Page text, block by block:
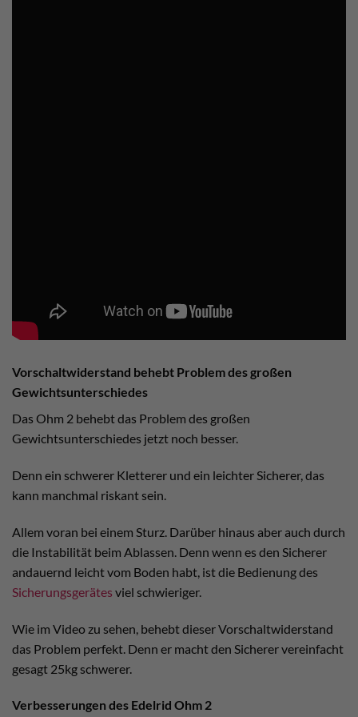
Vorschaltwiderstand behebt Problem des großen
Gewichtsunterschiedes
Das Ohm 2 behebt das Problem des großen
Gewichtsunterschiedes jetzt noch besser.
Denn ein schwerer Kletterer und ein leichter Sicherer, das
kann manchmal riskant sein.
Allem voran bei einem Sturz. Darüber hinaus aber auch durch
die Instabilität beim Ablassen. Denn wenn es den Sicherer
andauernd leicht vom Boden habt, ist die Bedienung des
Sicherungsgerätes viel schwieriger.
Wie im Video zu sehen, behebt dieser Vorschaltwiderstand
das Problem perfekt. Denn er macht den Sicherer vereinfacht
gesagt 25kg schwerer.
Verbesserungen des Edelrid Ohm 2